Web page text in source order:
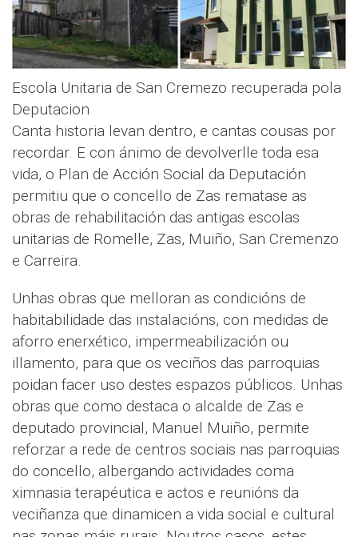
Escola Unitaria de San Cremezo recuperada pola
Deputacion
Canta historia levan dentro, e cantas cousas por
recordar. E con ánimo de devolverlle toda esa
vida, o Plan de Acción Social da Deputación
permitiu que o concello de Zas rematase as
obras de rehabilitación das antigas escolas
unitarias de Romelle, Zas, Muiño, San Cremenzo
e Carreira.
Unhas obras que melloran as condicións de
habitabilidade das instalacións, con medidas de
aforro enerxético, impermeabilización ou
illamento, para que os veciños das parroquias
poidan facer uso destes espazos públicos. Unhas
obras que como destaca o alcalde de Zas e
deputado provincial, Manuel Muiño, permite
reforzar a rede de centros sociais nas parroquias
do concello, albergando actividades coma
ximnasia terapéutica e actos e reunións da
veciñanza que dinamicen a vida social e cultural